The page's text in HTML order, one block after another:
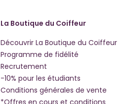
La Boutique du Coiffeur
Découvrir La Boutique du Coiffeur
Programme de fidélité
Recrutement
-10% pour les étudiants
Conditions générales de vente
*Offres en cours et conditions